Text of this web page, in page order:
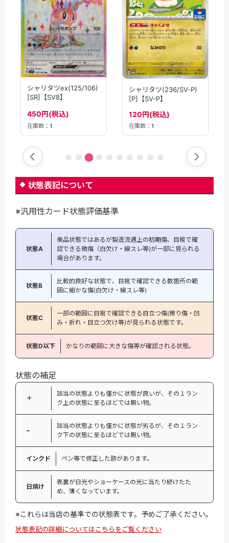
シャリタツex(125/106)
[SR]【SV8】
450円(税込)
在庫数： 1
シャリタツ(236/SV-P)
[P]【SV-P】
120円(税込)
在庫数： 1
状態表記について
※汎用性カード状態評価基準
状態A
美品状態ではあるが製造流通上の初期傷、目視で確
認できる微傷（白欠け・線スレ等)が一部に見られる
場合があります。
状態B
比較的良好な状態で、目視で確認できる数箇所の範
囲に細かな傷(白欠け・線スレ等)
状態C
一部の範囲に目視で確認できる目立つ傷(擦り傷・凹
み・折れ・目立つ欠け等)が見られる状態です。
状態D以下 かなりの範囲に大きな傷等が確認される状態。
状態の補足
＋
該当の状態よりも僅かに状態が良いが、その１ラン
ク上の状態に至るほどでは無い物。
−
該当の状態よりも僅かに状態が劣るが、その１ラン
ク下の状態に至るほどでは無い物。
インクド ペン等で修正した跡があります。
日焼け
表裏が日光やショーケースの光に当たり続けたた
め、薄くなっています。
※これらは当店の基準での状態表です。予めご了承ください。
状態表記の詳細についてはこちらをご覧ください